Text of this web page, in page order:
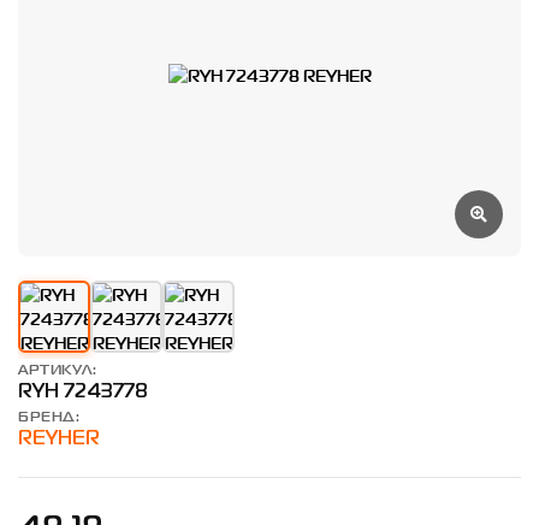
Особистий кабінет
АРТИКУЛ:
RYH 7243778
БРЕНД:
REYHER